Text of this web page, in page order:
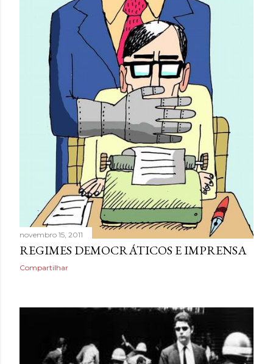
novembro 15, 2011
REGIMES DEMOCRÁTICOS E IMPRENSA
Compartilhar